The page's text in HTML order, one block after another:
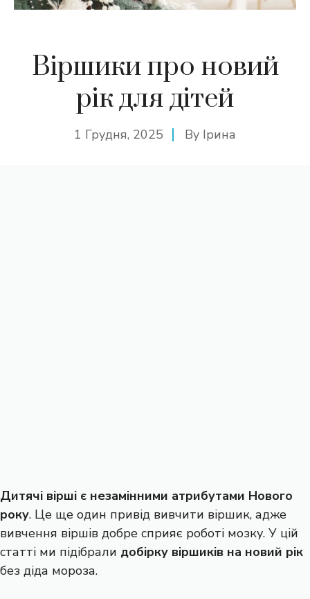
Віршики про новий
рік для дітей
1 Грудня, 2025 By Ірина
Дитячі вірші є незамінними атрибутами Нового
року. Це ще один привід вивчити віршик, адже
вивчення віршів добре сприяє роботі мозку. У цій
статті ми підібрали добірку віршиків на новий рік
без діда мороза.